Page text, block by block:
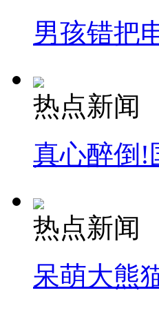
男孩错把
热点新闻
真心醉倒!
热点新闻
呆萌大熊